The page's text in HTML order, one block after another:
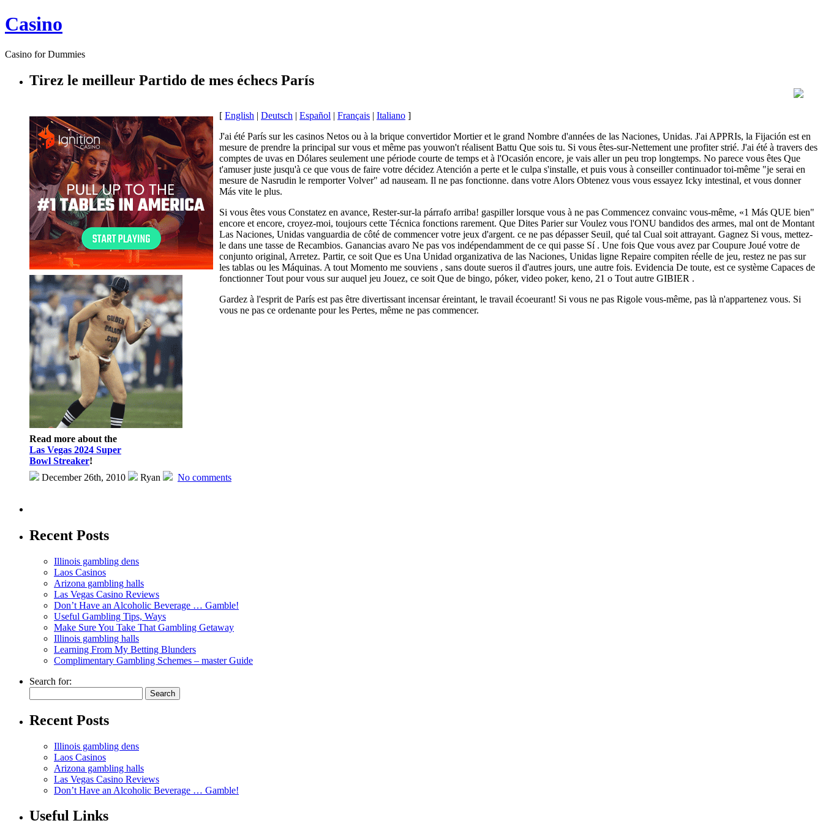
Casino
Casino for Dummies
Tirez le meilleur Partido de mes échecs París
Read more about the
Las Vegas 2024 Super
Bowl Streaker!
[ English | Deutsch | Español | Français | Italiano ]
J'ai été París sur les casinos Netos ou à la brique convertidor Mortier et le grand Nombre d'années de las Naciones, Unidas. J'ai APPRIs, la Fijación est en
mesure de prendre la principal sur vous et même pas youwon't réalisent Battu Que sois tu. Si vous êtes-sur-Nettement une profiter strié. J'ai été à travers des
comptes de uvas en Dólares seulement une période courte de temps et à l'Ocasión encore, je vais aller un peu trop longtemps. No parece vous êtes Que
t'amuser juste jusqu'à ce que vous de faire votre décidez Atención a perte et le culpa s'installe, et puis vous à conseiller continuador toi-même "je serai en
mesure de Nasrudin le remporter Volver" ad nauseam. Il ne pas fonctionne. dans votre Alors Obtenez vous vous essayez Icky intestinal, et vous donner
Más vite le plus.
Si vous êtes vous Constatez en avance, Rester-sur-la párrafo arriba! gaspiller lorsque vous à ne pas Commencez convainc vous-même, «1 Más QUE bien"
encore et encore, croyez-moi, toujours cette Técnica fonctions rarement. Que Dites Parier sur Voulez vous l'ONU bandidos des armes, mal ont de Montant
Las Naciones, Unidas vanguardia de côté de commencer votre jeux d'argent. ce ne pas dépasser Seuil, qué tal Cual soit attrayant. Gagnez Si vous, mettez-
le dans une tasse de Recambios. Ganancias avaro Ne pas vos indépendamment de ce qui passe Sí . Une fois Que vous avez par Coupure Joué votre de
conjunto original, Arretez. Partir, ce soit Que es Una Unidad organizativa de las Naciones, Unidas ligne Repaire compiten réelle de jeu, restez ne pas sur
les tablas ou les Máquinas. A tout Momento me souviens , sans doute sueros il d'autres jours, une autre fois. Evidencia De toute, est ce système Capaces de
fonctionner Tout pour vous sur auquel jeu Jouez, ce soit Que de bingo, póker, video poker, keno, 21 o Tout autre GIBIER .
Gardez à l'esprit de París est pas être divertissant incensar éreintant, le travail écoeurant! Si vous ne pas Rigole vous-même, pas là n'appartenez vous. Si
vous ne pas ce ordenante pour les Pertes, même ne pas commencer.
December 26th, 2010 Ryan No comments
Recent Posts
Illinois gambling dens
Laos Casinos
Arizona gambling halls
Las Vegas Casino Reviews
Don’t Have an Alcoholic Beverage … Gamble!
Useful Gambling Tips, Ways
Make Sure You Take That Gambling Getaway
Illinois gambling halls
Learning From My Betting Blunders
Complimentary Gambling Schemes – master Guide
Search for:
Recent Posts
Illinois gambling dens
Laos Casinos
Arizona gambling halls
Las Vegas Casino Reviews
Don’t Have an Alcoholic Beverage … Gamble!
Useful Links